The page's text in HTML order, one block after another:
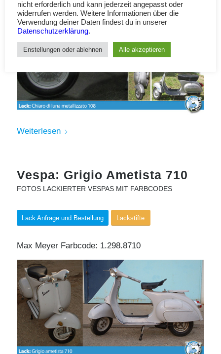
Weiterlesen
Vespa: Grigio Ametista 710
FOTOS LACKIERTER VESPAS MIT FARBCODES
Lack Anfrage und Bestellung Lackstifte
Max Meyer Farbcode: 1.298.8710
nicht erforderlich und kann jederzeit angepasst oder
widerrufen werden. Weitere Informationen über die
Verwendung deiner Daten findest du in unserer
Datenschutzerklärung.
Enstellungen oder ablehnen Alle akzeptieren